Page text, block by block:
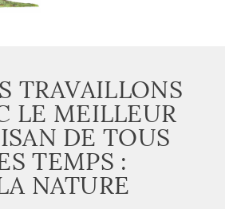
TRAVAILLONS
LE MEILLEUR
DE TOUS
TEMPS :
NATURE